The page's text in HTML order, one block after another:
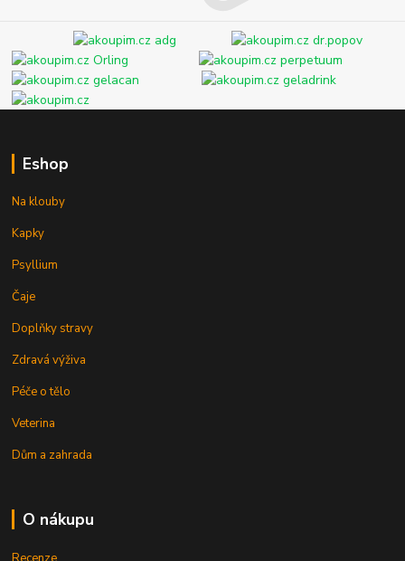
Eshop
Na klouby
Kapky
Psyllium
Čaje
Doplňky stravy
Zdravá výživa
Péče o tělo
Veterina
Dům a zahrada
O nákupu